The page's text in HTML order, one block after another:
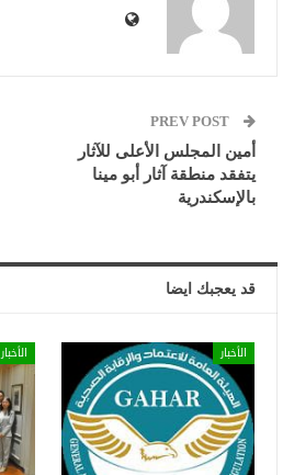
أمين المجلس الأعلى للآثار
يتفقد منطقة آثار أبو مينا
بالإسكندرية
قد يعجبك ايضا
الأخبار الأخبار